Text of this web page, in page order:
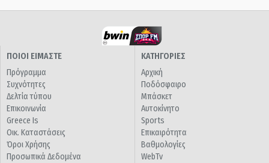
ΠΟΙΟΙ ΕΙΜΑΣΤΕ
Πρόγραμμα
Συχνότητες
Δελτία τύπου
Επικοινωνία
Greece Is
Οικ. Καταστάσεις
Όροι Χρήσης
Προσωπικά Δεδομένα
ΚΑΤΗΓΟΡΙΕΣ
Αρχική
Ποδόσφαιρο
Μπάσκετ
Αυτοκίνητο
Sports
Επικαιρότητα
Βαθμολογίες
WebTv